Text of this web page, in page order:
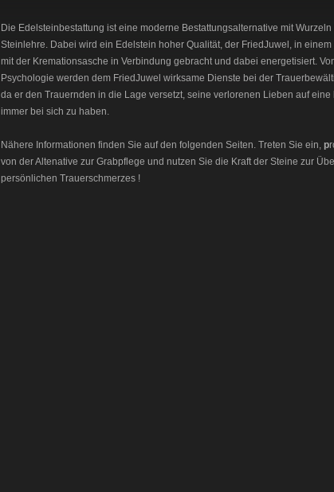
Die Edelsteinbestattung ist eine moderne Bestattungsalternative mit
Steinlehre. Dabei wird ein Edelstein hoher Qualität, der FriedJuwel, in
mit der Kremationsasche in Verbindung gebracht und dabei energetisiert.
Psychologie werden dem FriedJuwel wirksame Dienste bei der
da er den Trauernden in die Lage versetzt, seine verlorenen Lieben auf
immer bei sich zu haben.
Nähere Informationen finden Sie auf den folgenden Seiten. Treten Sie ein, p
von der Altenative zur Grabpflege und nutzen Sie die Kraft der Steine zur
persönlichen Trauerschmerzes !